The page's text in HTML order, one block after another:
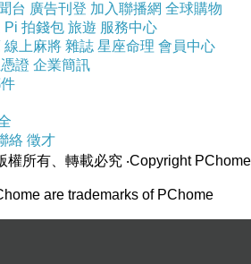
水）
綉春刀II修羅戰場》桑林（預
浩峰（心水）
《明月幾時有》久石讓（預
安巍（心水）
：《大佛普拉斯》有無（預
陌上花開（心水）
台 廣告刊登 加入聯播網 全球購物
Pi 拍錢包 旅遊 服務中心
線上麻將 雜誌 星座命理 會員中心
證 企業簡訊
絡 徵才
權所有、轉載必究 ‧Copyright PChome
are trademarks of PChome